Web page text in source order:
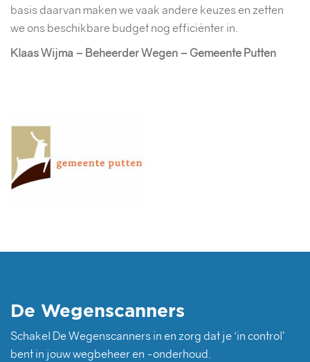
basis daarvan maken we vaak andere keuzes en zetten
we ons beschikbare budget nog efficiënter in.
Klaas Wijma – Beheerder Wegen – Gemeente Putten
De Wegenscanners
Schakel De Wegenscanners in en zorg dat je ‘in control’
bent in jouw wegbeheer en -onderhoud.